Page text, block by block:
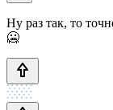
Ну раз так, то
🥶